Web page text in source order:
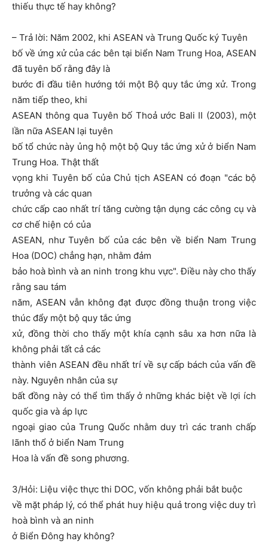
thiếu thực tế hay không?
– Trả lời: Năm 2002, khi ASEAN và Trung Quốc ký Tuyên
bố về ứng xử của các bên tại biển Nam Trung Hoa, ASEAN
đã tuyên bố rằng đây là
bước đi đầu tiên hướng tới một Bộ quy tắc ứng xử. Trong
năm tiếp theo, khi
ASEAN thông qua Tuyên bố Thoả ước Bali II (2003), một
lần nữa ASEAN lại tuyên
bố tổ chức này ủng hộ một bộ Quy tắc ứng xử ở biển Nam
Trung Hoa. Thật thất
vọng khi Tuyên bố của Chủ tịch ASEAN có đoạn "các bộ
trưởng và các quan
chức cấp cao nhất trí tăng cường tận dụng các công cụ và
cơ chế hiện có của
ASEAN, như Tuyên bố của các bên về biển Nam Trung
Hoa (DOC) chẳng hạn, nhằm đảm
bảo hoà bình và an ninh trong khu vực". Điều này cho thấy
rằng sau tám
năm, ASEAN vẫn không đạt được đồng thuận trong việc
thúc đẩy một bộ quy tắc ứng
xử, đồng thời cho thấy một khía cạnh sâu xa hơn nữa là
không phải tất cả các
thành viên ASEAN đều nhất trí về sự cấp bách của vấn đề
này. Nguyên nhân của sự
bất đồng này có thể tìm thấy ở những khác biệt về lợi ích
quốc gia và áp lực
ngoại giao của Trung Quốc nhằm duy trì các tranh chấp
lãnh thổ ở biển Nam Trung
Hoa là vấn đề song phương.
3/Hỏi: Liệu việc thực thi DOC, vốn không phải bắt buộc
về mặt pháp lý, có thể phát huy hiệu quả trong việc duy trì
hoà bình và an ninh
ở Biển Đông hay không?